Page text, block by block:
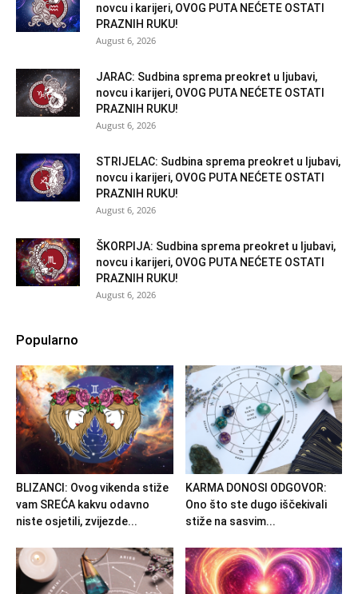
novcu i karijeri, OVOG PUTA NEĆETE OSTATI
PRAZNIH RUKU!
August 6, 2026
JARAC: Sudbina sprema preokret u ljubavi,
novcu i karijeri, OVOG PUTA NEĆETE OSTATI
PRAZNIH RUKU!
August 6, 2026
STRIJELAC: Sudbina sprema preokret u ljubavi,
novcu i karijeri, OVOG PUTA NEĆETE OSTATI
PRAZNIH RUKU!
August 6, 2026
ŠKORPIJA: Sudbina sprema preokret u ljubavi,
novcu i karijeri, OVOG PUTA NEĆETE OSTATI
PRAZNIH RUKU!
August 6, 2026
Popularno
BLIZANCI: Ovog vikenda stiže
vam SREĆA kakvu odavno
niste osjetili, zvijezde...
KARMA DONOSI ODGOVOR:
Ono što ste dugo iščekivali
stiže na sasvim...